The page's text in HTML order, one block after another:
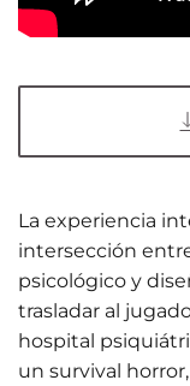
La experiencia
intersección
psicológico y
trasladar al
hospital
un survival